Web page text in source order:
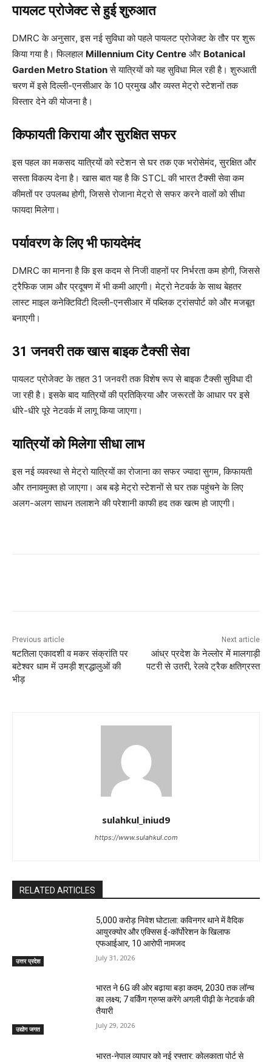
पायलट प्रोजेक्ट से हुई शुरुआत
DMRC के अनुसार, इस नई सुविधा को पहले पायलट प्रोजेक्ट के तौर पर शुरू
किया गया है। फिलहाल Millennium City Centre और Botanical
Garden Metro Stationसे यात्रियों को यह सुविधा मिल रही है। शुरुआती
चरण में इसे दिल्ली-एनसीआर के 10 प्रमुख और व्यस्त मेट्रो स्टेशनों तक
विस्तार देने की योजना है।
किफायती किराया और सुरक्षित सफर
इस पहल का मकसद यात्रियों को स्टेशन से घर तक एक भरोसेमंद, सुरक्षित और
सस्ता विकल्प देना है। खास बात यह है कि STCL की भारत टैक्सी सेवा कम
कीमतों पर उपलब्ध होगी, जिससे रोजाना मेट्रो से सफर करने वालों को सीधा
फायदा मिलेगा।
पर्यावरण के लिए भी फायदेमंद
DMRC का मानना है कि इस कदम से निजी वाहनों पर निर्भरता कम होगी, जिससे
ट्रैफिक जाम और प्रदूषण में भी कमी आएगी। मेट्रो नेटवर्क के साथ बेहतर
लास्ट माइल कनेक्टिविटी दिल्ली-एनसीआर में पब्लिक ट्रांसपोर्ट को और मजबूत
बनाएगी।
31 जनवरी तक खास बाइक टैक्सी सेवा
पायलट प्रोजेक्ट के तहत 31 जनवरी तक विशेष रूप से बाइक टैक्सी सुविधा दी
जा रही है। इसके बाद यात्रियों की प्रतिक्रिया और जरूरतों के आधार पर इसे
धीरे-धीरे पूरे नेटवर्क में लागू किया जाएगा।
यात्रियों को मिलेगा सीधा लाभ
इस नई व्यवस्था से मेट्रो यात्रियों का रोजाना का सफर ज्यादा सुगम, किफायती
और तनावमुक्त हो जाएगा। अब बड़े मेट्रो स्टेशनों से घर तक पहुंचने के लिए
अलग-अलग साधन तलाशने की परेशानी काफी हद तक खत्म हो जाएगी।
Previous article
षटतिला एकादशी व मकर संक्रांति पर
बटेश्वर धाम में उमड़ी श्रद्धालुओं की
भीड़
Next article
आंध्र प्रदेश के नेल्लोर में मालगाड़ी
पटरी से उतरी, रेलवे ट्रैक क्षतिग्रस्त
sulahkul_iniud9
https://www.sulahkul.com
RELATED ARTICLES
उत्तर प्रदेश
₹5,000 करोड़ निवेश घोटाला: कविनगर थाने में वैदिक
आयुरक्योर और एक्सिस ई-कॉर्पोरेशन के खिलाफ
एफआईआर, 10 आरोपी नामजद
July 31, 2026
उद्योग जगत
भारत ने 6G की ओर बढ़ाया बड़ा कदम, 2030 तक लॉन्च
का लक्ष्य; 7 वर्किंग ग्रुप्स करेंगे अगली पीढ़ी के नेटवर्क की
तैयारी
July 29, 2026
भारत-नेपाल व्यापार को नई रफ्तार: कोलकाता पोर्ट से